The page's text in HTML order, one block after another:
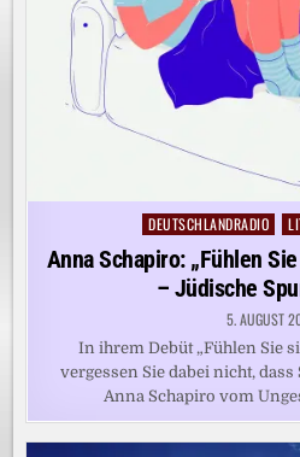
Posted
DEUTSCHLANDRADIO
Anna Schapiro: „Fühlen
– Jüdische
5. AUGUST
In ihrem Debüt „Fühlen Sie
vergessen Sie dabei nicht, dass
Anna Schapiro vom